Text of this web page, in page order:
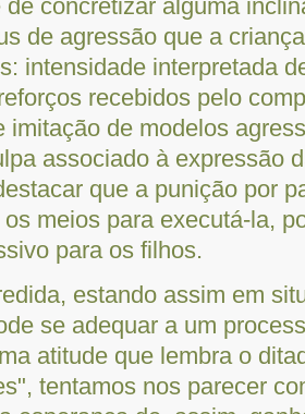
de concretizar alguma
de agressão que a
intensidade interpretada
recebidos pelo
imitação de modelos
associado à expressão
que a punição por
meios para executá-la,
para os filhos.
estando assim em
se adequar a um
atitude que lembra o
tentamos nos parecer